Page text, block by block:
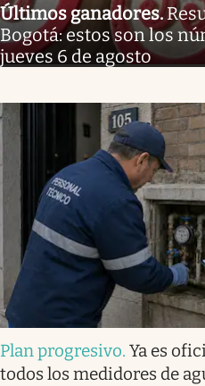
Últimos ganadores.
Bogotá: estos son los
jueves 6 de agosto
Plan progresivo. Ya es
todos los medidores de